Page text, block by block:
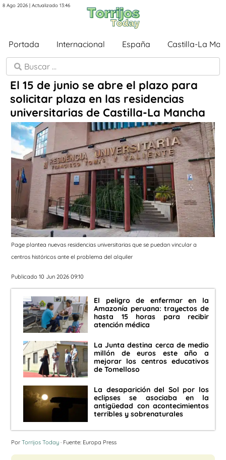
8 Ago 2026 | Actualizado 13:46
Portada Internacional España Castilla-La
El 15 de junio se abre el plazo para
solicitar plaza en las residencias
universitarias de Castilla-La Mancha
Page plantea nuevas residencias universitarias que se puedan vincular a
centros históricos ante el problema del alquiler
Publicado 10 Jun 2026 09:10
El peligro de enfermar en la
Amazonía peruana: trayectos de
hasta 15 horas para recibir
atención médica
La Junta destina cerca de medio
millón de euros este año a
mejorar los centros educativos
de Tomelloso
La desaparición del Sol por los
eclipses se asociaba en la
antigüedad con acontecimientos
terribles y sobrenaturales
Por Torrijos Today · Fuente: Europa Press